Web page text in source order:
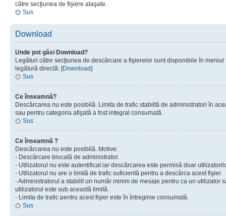
către secţiunea de fişiere ataşate.
Sus
Download
Unde pot găsi Download?
Legături către secţiunea de descărcare a fişierelor sunt disponibile în
legătură directă: [Download]
Sus
Ce înseamnă?
Descărcarea nu este posibilă. Limita de trafic stabiltă de administratori în
sau pentru categoria afişată a fost integral consumată.
Sus
Ce înseamnă ?
Descărcarea nu este posibilă. Motive:
- Descărcare blocată de administrator.
- Utilizatorul nu este autentificat iar descărcarea este permisă doar
- Utilizatorul nu are o limită de trafic suficientă pentru a descărca acest fişier.
- Administratorul a stabilit un număr minim de mesaje pentru ca un utilizator
utilizatorul este sub această limită.
- Limita de trafic pentru acest fişier este în întregime consumată.
Sus